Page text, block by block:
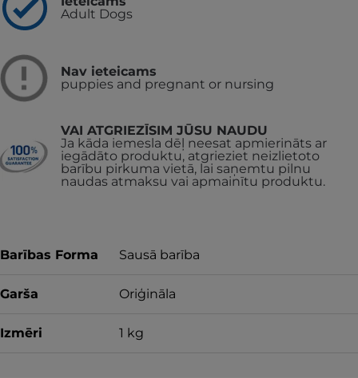
Adult Dogs
Nav ieteicams
puppies and pregnant or nursing
VAI ATGRIEZĪSIM JŪSU NAUDU
Ja kāda iemesla dēļ neesat apmierināts ar
iegādāto produktu, atgrieziet neizlietoto
barību pirkuma vietā, lai saņemtu pilnu
naudas atmaksu vai apmainītu produktu.
Barības Forma Sausā barība
Garša Oriģināla
Izmēri 1 kg